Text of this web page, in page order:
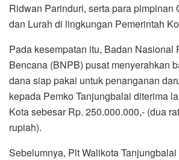
Ridwan Parinduri, serta para pimpinan
dan Lurah di lingkungan Pemerintah
Pada kesempatan itu, Badan Nasional
Bencana (BNPB) pusat menyerahkan
dana siap pakai untuk penanganan
kepada Pemko Tanjungbalai diterima
Kota sebesar Rp. 250.000.000,- (dua
rupiah).
Sebelumnya, Plt Walikota